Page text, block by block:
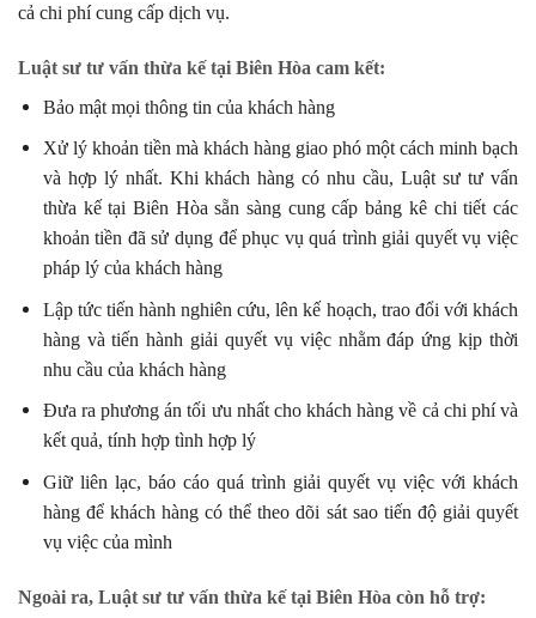
cả chi phí cung cấp dịch vụ.
Luật sư tư vấn thừa kế tại Biên Hòa cam kết:
Bảo mật mọi thông tin của khách hàng
Xử lý khoản tiền mà khách hàng giao phó một cách minh bạch
và hợp lý nhất. Khi khách hàng có nhu cầu, Luật sư tư vấn
thừa kế tại Biên Hòa sẵn sàng cung cấp bảng kê chi tiết các
khoản tiền đã sử dụng để phục vụ quá trình giải quyết vụ việc
pháp lý của khách hàng
Lập tức tiến hành nghiên cứu, lên kế hoạch, trao đổi với khách
hàng và tiến hành giải quyết vụ việc nhằm đáp ứng kịp thời
nhu cầu của khách hàng
Đưa ra phương án tối ưu nhất cho khách hàng về cả chi phí và
kết quả, tính hợp tình hợp lý
Giữ liên lạc, báo cáo quá trình giải quyết vụ việc với khách
hàng để khách hàng có thể theo dõi sát sao tiến độ giải quyết
vụ việc của mình
Ngoài ra, Luật sư tư vấn thừa kế tại Biên Hòa còn hỗ trợ: